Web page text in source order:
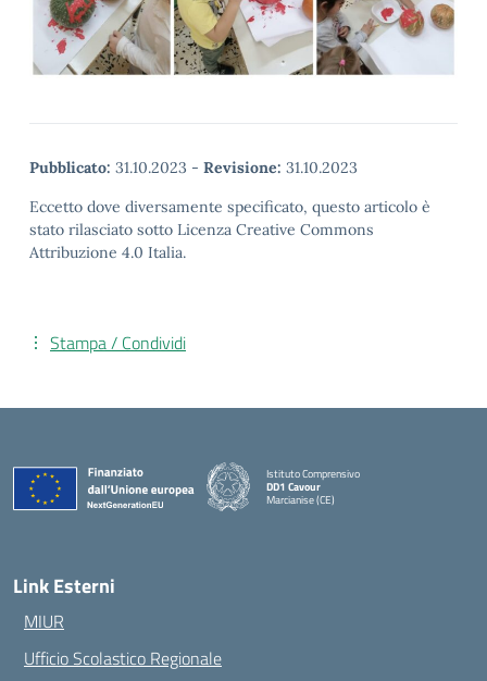
Pubblicato: 31.10.2023 - Revisione: 31.10.2023
Eccetto dove diversamente specificato, questo articolo è
stato rilasciato sotto Licenza Creative Commons
Attribuzione 4.0 Italia.
Stampa / Condividi
Istituto Comprensivo
DD1 Cavour
Marcianise (CE)
Link Esterni
MIUR
Ufficio Scolastico Regionale